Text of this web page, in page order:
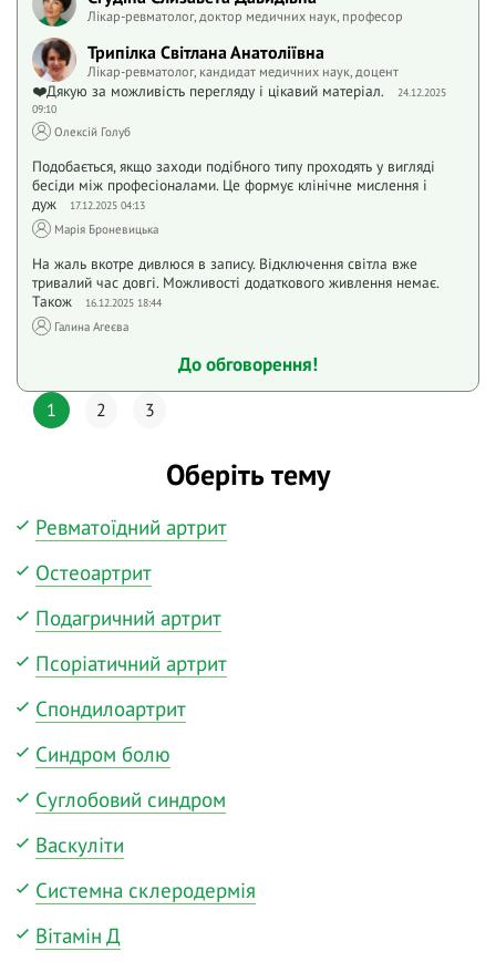
Лікар-ревматолог, доктор медичних наук, професор
Трипілка Світлана Анатоліївна
Лікар-ревматолог, кандидат медичних наук, доцент
❤️Дякую за можливість перегляду і цікавий матеріал.
24.12.2025
09:10
Олексій Голуб
Подобається, якщо заходи подібного типу проходять у вигляді
бесіди між професіоналами. Це формує клінічне мислення і
дуж
17.12.2025 04:13
Марія Броневицька
На жаль вкотре дивлюся в запису. Відключення світла вже
тривалий час довгі. Можливості додаткового живлення немає.
Також
16.12.2025 18:44
Галина Агеєва
До обговорення!
1 2 3
Оберіть тему
Ревматоїдний артрит
Остеоартрит
Подагричний артрит
Псоріатичний артрит
Спондилоартрит
Синдром болю
Суглобовий синдром
Васкуліти
Системна склеродермія
Вітамін Д